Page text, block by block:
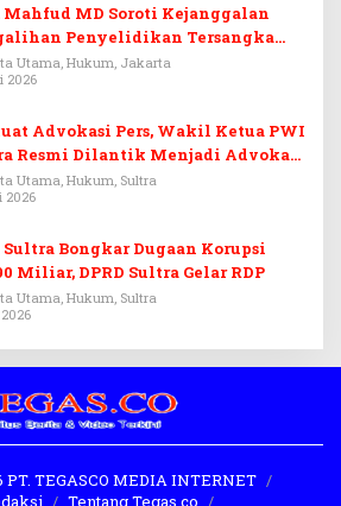
Mahfud MD Soroti Kejanggalan
Penyelidikan Tersangka
Adriansyah
Utama, Hukum, Jakarta
2026
Advokasi Pers, Wakil Ketua PWI
Resmi Dilantik Menjadi Advokat
Utama, Hukum, Sultra
2026
Sultra Bongkar Dugaan Korupsi
Miliar, DPRD Sultra Gelar RDP
Utama, Hukum, Sultra
TEGASCO MEDIA INTERNET